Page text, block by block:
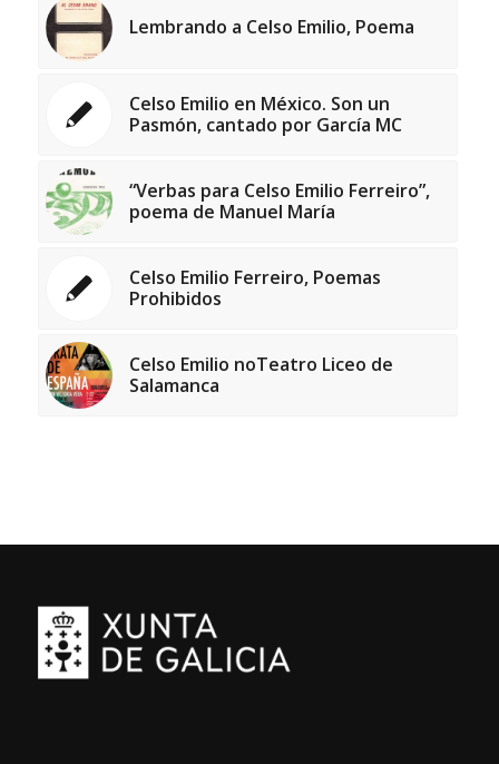
Lembrando a Celso Emilio, Poema
Celso Emilio en México. Son un
Pasmón, cantado por García MC
“Verbas para Celso Emilio Ferreiro”,
poema de Manuel María
Celso Emilio Ferreiro, Poemas
Prohibidos
Celso Emilio noTeatro Liceo de
Salamanca